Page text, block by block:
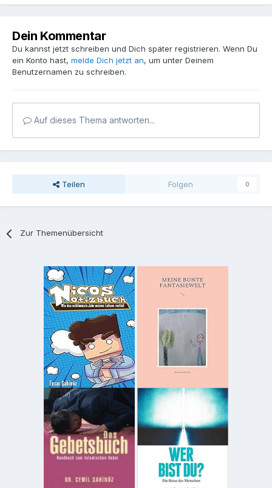
Dein Kommentar
Du kannst jetzt schreiben und Dich später registrieren. Wenn Du
ein Konto hast, melde Dich jetzt an, um unter Deinem
Benutzernamen zu schreiben.
Auf dieses Thema antworten...
Teilen Folgen 0
Zur Themenübersicht